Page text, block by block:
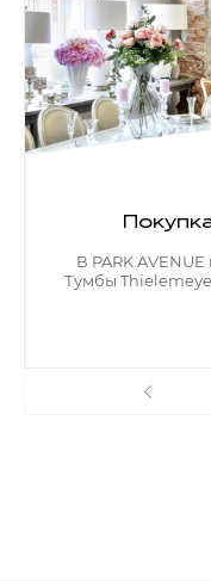
Вопросы и ответы
Обратная связь
В PARK
Тумбы